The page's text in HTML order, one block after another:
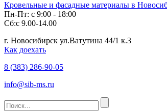
Кровельные и фасадные материалы в
Пн-Пт: с 9:00 - 18:00
Сб:с 9.00-14.00
г. Новосибирск ул.Ватутина 44/1 к.3
Как доехать
8 (383) 286-90-05
info@sib-ms.ru